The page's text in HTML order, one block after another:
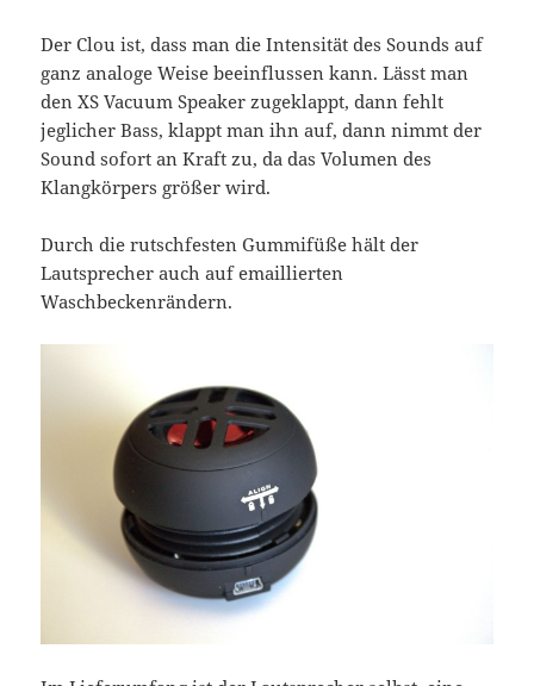
Der Clou ist, dass man die Intensität des Sounds auf
ganz analoge Weise beeinflussen kann. Lässt man
den XS Vacuum Speaker zugeklappt, dann fehlt
jeglicher Bass, klappt man ihn auf, dann nimmt der
Sound sofort an Kraft zu, da das Volumen des
Klangkörpers größer wird.
Durch die rutschfesten Gummifüße hält der
Lautsprecher auch auf emaillierten
Waschbeckenrändern.